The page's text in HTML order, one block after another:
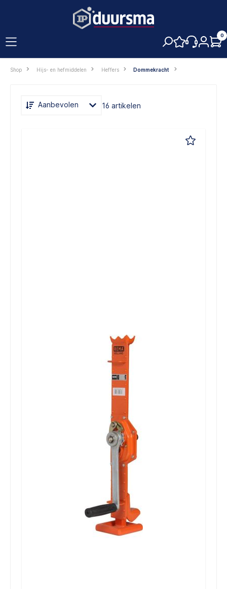
0
Shop Hijs- en hefmiddelen Heffers Dommekracht
Aanbevolen 16 artikelen